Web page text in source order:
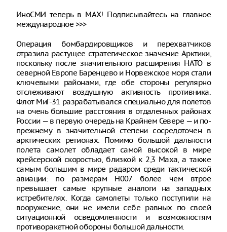
ИноСМИ теперь в MAX! Подписывайтесь на главное
международное >>>
Операция бомбардировщиков и перехватчиков
отразила растущее стратегическое значение Арктики,
поскольку после значительного расширения НАТО в
северной Европе Баренцево и Норвежское моря стали
ключевыми районами, где обе стороны регулярно
отслеживают воздушную активность противника.
Флот МиГ-31 разрабатывался специально для полетов
на очень большие расстояния в отдаленных районах
России — в первую очередь на Крайнем Севере — и по-
прежнему в значительной степени сосредоточен в
арктических регионах. Помимо большой дальности
полета самолет обладает самой высокой в мире
крейсерской скоростью, близкой к 2,3 Маха, а также
самым большим в мире радаром среди тактической
авиации: по размерам Н007 более чем втрое
превышает самые крупные аналоги на западных
истребителях. Когда самолеты только поступили на
вооружение, они не имели себе равных по своей
ситуационной осведомленности и возможностям
противоракетной обороны большой дальности.